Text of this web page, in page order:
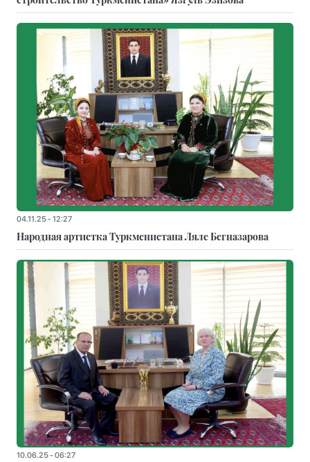
04.11.25 - 12:27
Народная артистка Туркменистана Ляле Бегназарова
10.06.25 - 06:27